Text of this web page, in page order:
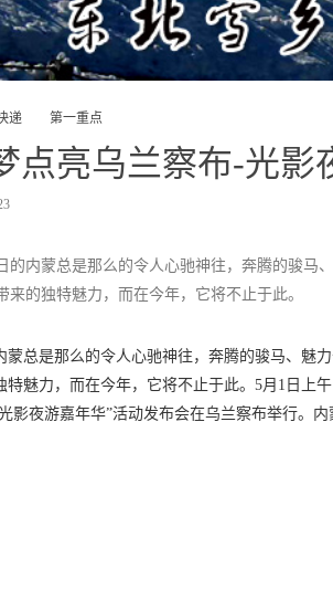
递 第一重点
点亮乌兰察布-光影
的内蒙总是那么的令人心驰神往，奔腾的骏马
来的独特魅力，而在今年，它将不止于此。
蒙总是那么的令人心驰神往，奔腾的骏马、魅
特魅力，而在今年，它将不止于此。5月1日上
影夜游嘉年华”活动发布会在乌兰察布举行。